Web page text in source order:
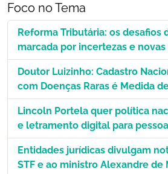
Foco no Tema
Reforma Tributária: os desafios
marcada por incertezas e
Doutor Luizinho: Cadastro
com Doenças Raras é Medida
Lincoln Portela quer política
e letramento digital para
Entidades jurídicas divulgam
STF e ao ministro Alexandre de